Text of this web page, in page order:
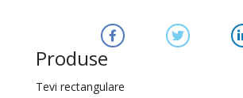
Produse
Tevi rectangulare